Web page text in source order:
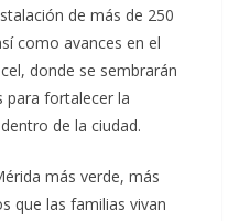
de más de 250
como avances en el
donde se sembrarán
para fortalecer la
de la ciudad.
más verde, más
que las familias vivan